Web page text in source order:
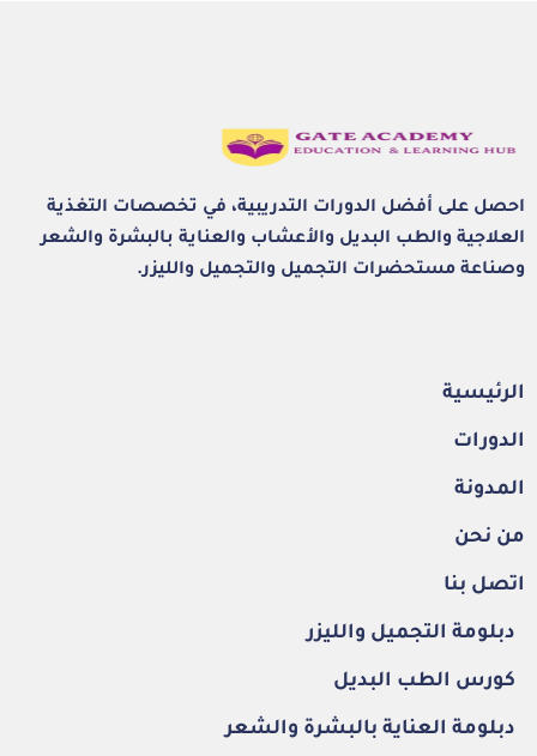
احصل على أفضل الدورات التدريبية، في تخصصات التغذية
العلاجية والطب البديل والأعشاب والعناية بالبشرة والشعر
وصناعة مستحضرات التجميل والتجميل والليزر.
الرئيسية
الدورات
المدونة
من نحن
اتصل بنا
دبلومة التجميل والليزر
كورس الطب البديل
دبلومة العناية بالبشرة والشعر